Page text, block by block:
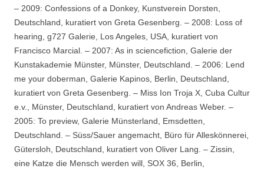
– 2009: Confessions of a Donkey, Kunstverein Dorsten,
Deutschland, kuratiert von Greta Gesenberg. – 2008: Loss of
hearing, g727 Galerie, Los Angeles, USA, kuratiert von
Francisco Marcial. – 2007: As in sciencefiction, Galerie der
Kunstakademie Münster, Münster, Deutschland. – 2006: Lend
me your doberman, Galerie Kapinos, Berlin, Deutschland,
kuratiert von Greta Gesenberg. – Miss Ion Troja X, Cuba Cultur
e.v., Münster, Deutschland, kuratiert von Andreas Weber. –
2005: To preview, Galerie Münsterland, Emsdetten,
Deutschland. – Süss/Sauer angemacht, Büro für Alleskönnerei,
Gütersloh, Deutschland, kuratiert von Oliver Lang. – Zissin,
eine Katze die Mensch werden will, SOX 36, Berlin,